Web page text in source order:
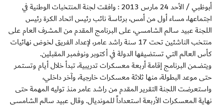
أبوظبي / الأحد 24 مارس 2013 : وافقت لجنة المنتخبات الوطنية في
اجتماعها، مساء أول من أمس، برئاسة نائب رئيس اتحاد الكرة رئيس
اللجنة عبيد سالم الشامسي، على البرنامج المقدم من المشرف العام على
منتخب الناشئين تحت ‬17 سنة راشد عامر، لإعداد الفريق لخوض نهائيات
كأس العالم التي تستضيفها الدولة في أكتوبر ونوفمبر المقبلين.
ويتضمن البرنامج إقامة أربعة معسكرات تدريبية، تبدأ خلال أيام وتستمر
حتى موعد البطولة، منها ثلاثة معسكرات خارجية، وآخر داخلي،
واستعرضت اللجنة التقرير المقدم من راشد عامر منذ توليه المهمة حتى
نهاية المعسكرات الأربعة استعداداً للمونديال. وقال عبيد سالم الشامسي